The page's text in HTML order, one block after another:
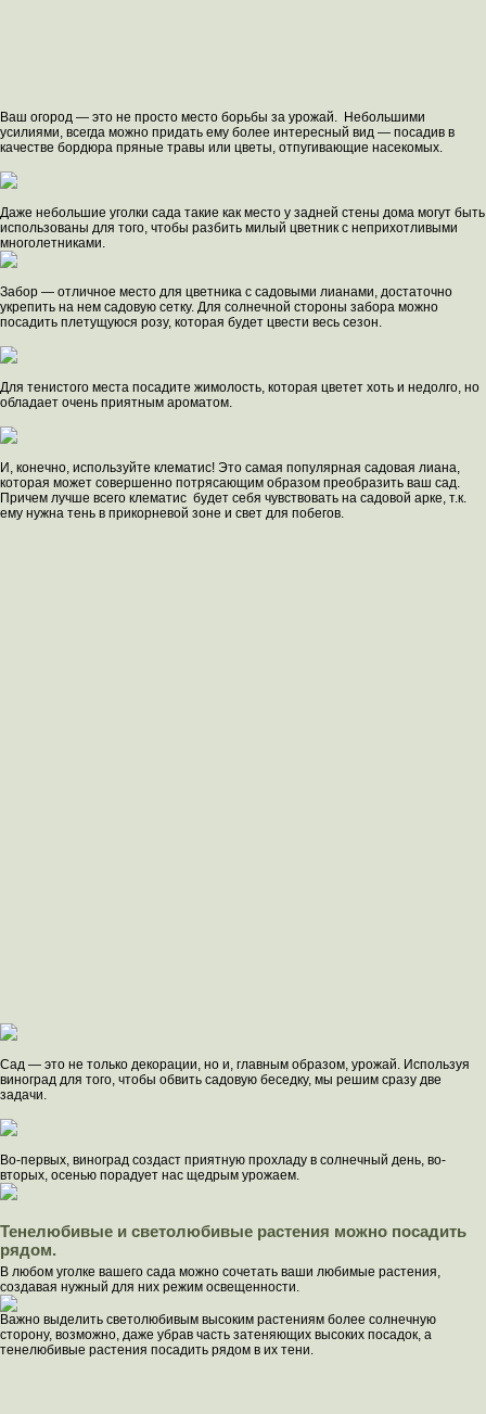
Ваш огород — это не просто место борьбы за урожай. Небольшими
усилиями, всегда можно придать ему более интересный вид — посадив в
качестве бордюра пряные травы или цветы, отпугивающие насекомых.
Даже небольшие уголки сада такие как место у задней стены дома могут быть
использованы для того, чтобы разбить милый цветник с неприхотливыми
многолетниками.
Забор — отличное место для цветника с садовыми лианами, достаточно
укрепить на нем садовую сетку. Для солнечной стороны забора можно
посадить плетущуюся розу, которая будет цвести весь сезон.
Для тенистого места посадите жимолость, которая цветет хоть и недолго, но
обладает очень приятным ароматом.
И, конечно, используйте клематис! Это самая популярная садовая лиана,
которая может совершенно потрясающим образом преобразить ваш сад.
Причем лучше всего клематис будет себя чувствовать на садовой арке, т.к.
ему нужна тень в прикорневой зоне и свет для побегов.
Сад — это не только декорации, но и, главным образом, урожай. Используя
виноград для того, чтобы обвить садовую беседку, мы решим сразу две
задачи.
Во-первых, виноград создаст приятную прохладу в солнечный день, во-
вторых, осенью порадует нас щедрым урожаем.
Тенелюбивые и светолюбивые растения можно посадить
рядом.
В любом уголке вашего сада можно сочетать ваши любимые растения,
создавая нужный для них режим освещенности.
Важно выделить светолюбивым высоким растениям более солнечную
сторону, возможно, даже убрав часть затеняющих высоких посадок, а
тенелюбивые растения посадить рядом в их тени.